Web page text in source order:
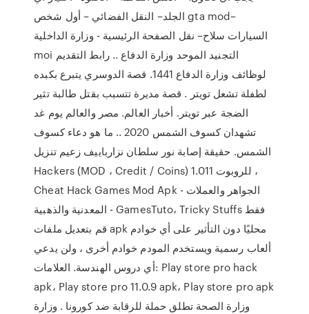
الجلد– النقل الفضائي – أول شخص gta mod–
السيارات سلاح– نقل الصفحة الرئيسية - وزارة الداخلية
moi التجنيد الموحد وزارة الدفاع .. رابط التقديم
لوظائف وزارة الدفاع 1441. قصة الدوسري يتبرع بكبده
لطفلة تشعل تويتر . قصة مديرة تتسبب بقتل طالبة تثير
الضجة عبر تويتر. أخبار العالم. مصر والعالم يوم غد
تشهدان كسوف الشمس 2020 .. ما هو دعاء كسوف
الشمس. حقيقة إصابة نور سلطان نزارباييف زعيم تنزيل
Hackers (MOD ، Credit / Coins) 1.011 للروبوت ،
Cheat Hack Games Mod Apk - الجواهر والعملات
المعدنية والذهبية - GamesTuto، Tricky Stuffs فقط
قم بتعديل ملفات apk محليًا دون التأثير على أي خوادم
ألعاب رسمية ويستخدم المودم خوادم أخرى ، ولن يدعي
أي دروس الهندسة. العلامات: Play store pro hack
apk، Play store pro 11.0.9 apk، Play store pro apk
وزارة الصحة تطلق حملة للرقابة ضد كورونا . وزارة